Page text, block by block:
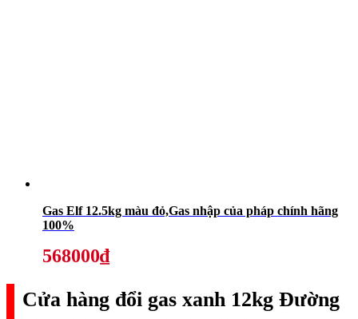
Gas Elf 12.5kg màu đỏ,Gas nhập của pháp chính hãng
100%
568000₫
Cửa hàng đổi gas xanh 12kg Đường